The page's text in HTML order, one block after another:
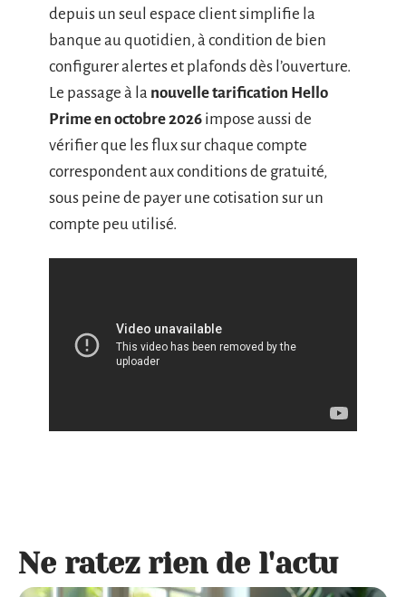
depuis un seul espace client simplifie la
banque au quotidien, à condition de bien
configurer alertes et plafonds dès l’ouverture.
Le passage à la nouvelle tarification Hello
Prime en octobre 2026 impose aussi de
vérifier que les flux sur chaque compte
correspondent aux conditions de gratuité,
sous peine de payer une cotisation sur un
compte peu utilisé.
Ne ratez rien de l'actu